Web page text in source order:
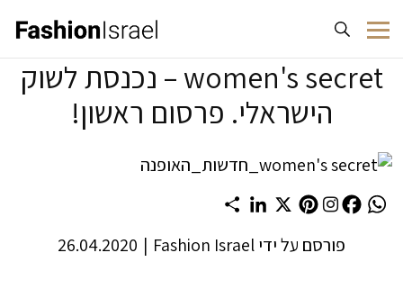
women's secret – נכנסת לשוק
הישראלי. פרסום ראשון!
WhatsApp
Facebook
Pinterest
X
LinkedIn
Share
פורסם על ידיFashion Israel
|
26.04.2020